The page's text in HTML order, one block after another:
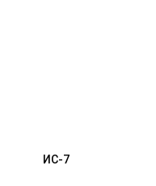
ИС-7